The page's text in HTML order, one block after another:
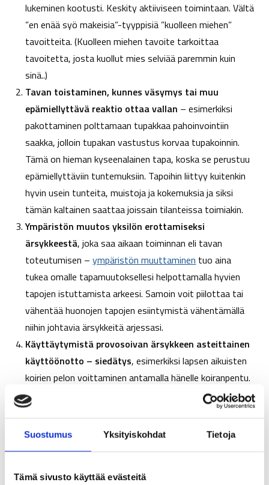
Suostumus Yksityiskohdat Tietoja
Tämä sivusto käyttää evästeitä
lukeminen kootusti. Keskity aktiiviseen toimintaan. Vältä
”en enää syö makeisia”-tyyppisiä ”kuolleen miehen”
tavoitteita. (Kuolleen miehen tavoite tarkoittaa
tavoitetta, josta kuollut mies selviää paremmin kuin
sinä..)
Tavan toistaminen, kunnes väsymys tai muu
epämiellyttävä reaktio ottaa vallan – esimerkiksi
pakottaminen polttamaan tupakkaa pahoinvointiin
saakka, jolloin tupakan vastustus korvaa tupakoinnin.
Tämä on hieman kyseenalainen tapa, koska se perustuu
epämiellyttäviin tuntemuksiin. Tapoihin liittyy kuitenkin
hyvin usein tunteita, muistoja ja kokemuksia ja siksi
tämän kaltainen saattaa joissain tilanteissa toimiakin.
Ympäristön muutos yksilön erottamiseksi
ärsykkeestä, joka saa aikaan toiminnan eli tavan
toteutumisen –ympäristön muuttaminen tuo aina
tukea omalle tapamuutoksellesi helpottamalla hyvien
tapojen istuttamista arkeesi. Samoin voit piilottaa tai
vähentää huonojen tapojen esiintymistä vähentämällä
niihin johtavia ärsykkeitä arjessasi.
Käyttäytymistä provosoivan ärsykkeen asteittainen
käyttöönotto – siedätys, esimerkiksi lapsen aikuisten
koirien pelon voittaminen antamalla hänelle koiranpentu.
Tämä metodi vaatii paljon epämukavuuden sietoa ja siksi
myös paljon voimavaroja. Tämän työkalun suhteen on
haastavinta löytää palkinto tekemisestä. Se on kuitenkin
tärkeä osa onnistumista, joten aina kun olet saanut
– jopa liioitellusti. Näin liität dopamiinin onnistumiseen.